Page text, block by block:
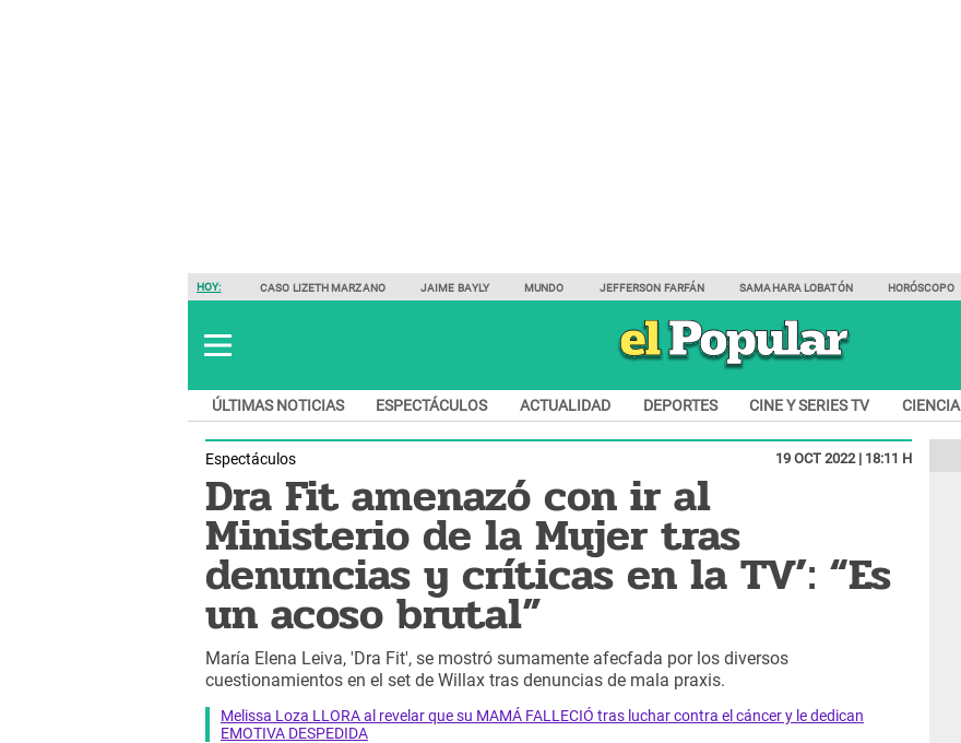
HOY: CASO LIZETH MARZANO JAIME BAYLY MUNDO JEFFERSON FARFÁN SAMAHARA LOBATÓN HORÓSCOPO
ÚLTIMAS NOTICIAS ESPECTÁCULOS ACTUALIDAD DEPORTES CINE Y SERIES TV CIENCIA
Espectáculos 19 OCT 2022 | 18:11 H
Dra Fit amenazó con ir al
Ministerio de la Mujer tras
denuncias y críticas en la TV’: “Es
un acoso brutal”
María Elena Leiva, 'Dra Fit', se mostró sumamente afecfada por los diversos
cuestionamientos en el set de Willax tras denuncias de mala praxis.
Melissa Loza LLORA al revelar que su MAMÁ FALLECIÓ tras luchar contra el cáncer y le dedican
EMOTIVA DESPEDIDA